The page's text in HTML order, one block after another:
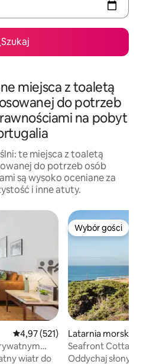
Szukaj
miejsca z toaletą
do potrzeb
na pobyt
te miejsca z toaletą
do potrzeb osób
są wysoko oceniane za
i inne atuty.
Wybór gości
Średnia ocena: 4,97 na 5, liczba
4,97 (521)
wiatr do
Wybór gości
Wybór gości
Latarnia morska
Seafront Cottage
Oddychaj